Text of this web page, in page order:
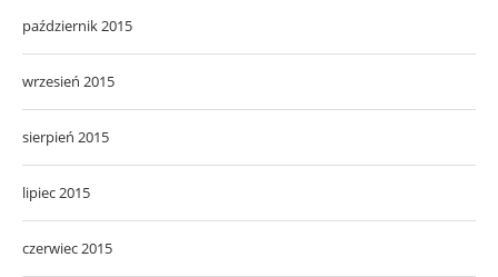
październik 2015
wrzesień 2015
sierpień 2015
lipiec 2015
czerwiec 2015